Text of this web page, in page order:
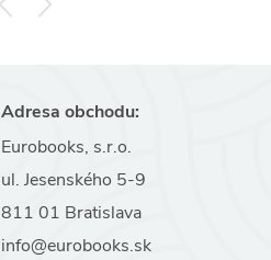
Adresa obchodu:
Eurobooks, s.r.o.
ul. Jesenského 5-9
811 01 Bratislava
info@eurobooks.sk